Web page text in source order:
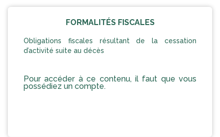
Au moment du décèsFORMALITÉS FISCALES
Obligations fiscales résultant de la cessation
d’activité suite au décès
Pour accéder à ce contenu, il faut que vous
possédiez un compte.